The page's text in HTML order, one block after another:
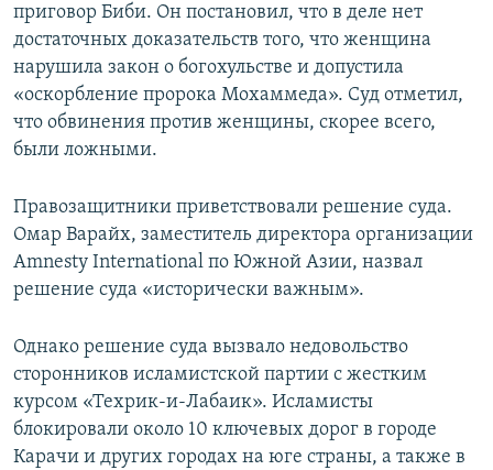
приговор Биби. Он постановил, что в деле нет
достаточных доказательств того, что женщина
нарушила закон о богохульстве и допустила
«оскорбление пророка Мохаммеда». Суд отметил,
что обвинения против женщины, скорее всего,
были ложными.
Правозащитники приветствовали решение суда.
Омар Варайх, заместитель директора организации
Amnesty International по Южной Азии, назвал
решение суда «исторически важным».
Однако решение суда вызвало недовольство
сторонников исламистской партии с жестким
курсом «Техрик-и-Лабаик». Исламисты
блокировали около 10 ключевых дорог в городе
Карачи и других городах на юге страны, а также в